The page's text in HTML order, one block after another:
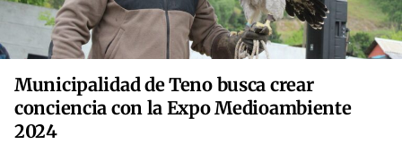
Municipalidad de Teno busca crear
conciencia con la Expo Medioambiente
2024